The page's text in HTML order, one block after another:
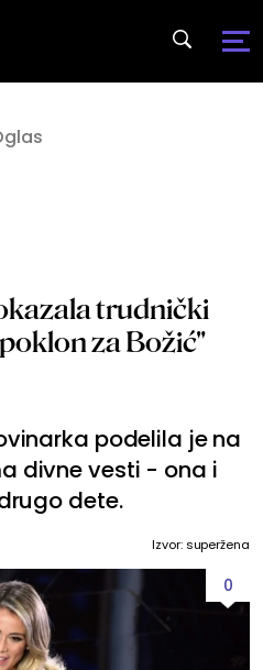
trudnički
za Božić"
podelila je na
divne vesti - ona i
dete.
Izvor: superžena
0